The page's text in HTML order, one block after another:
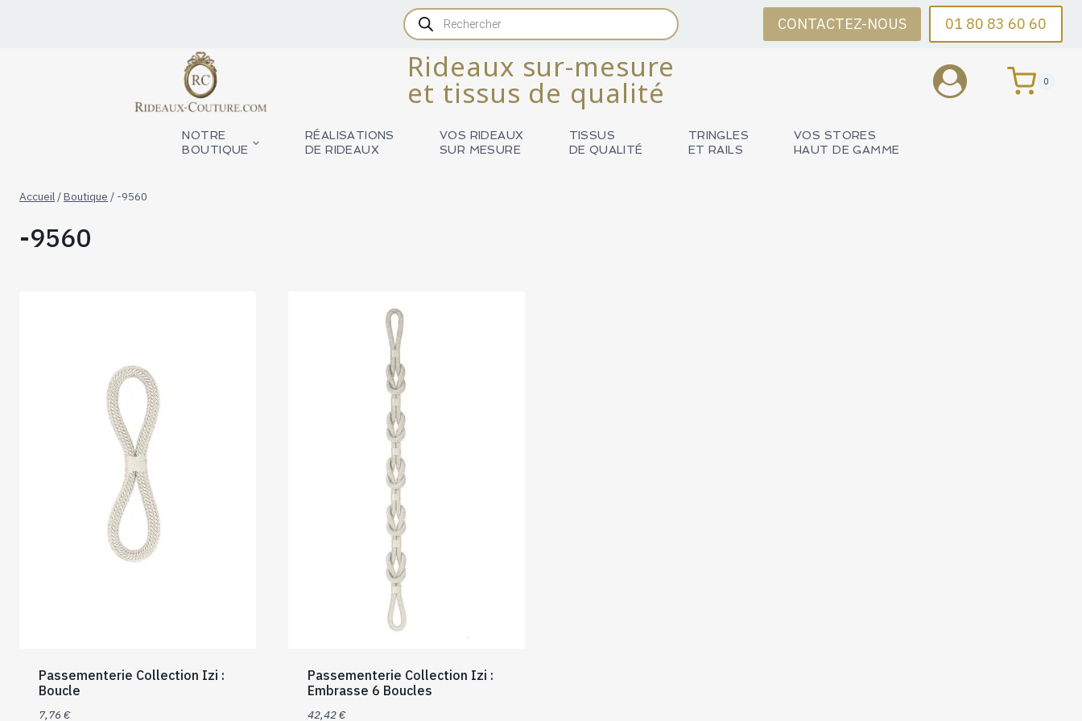
Recherche
de
produits
CONTACTEZ-NOUS 01 80 83 60 60
Rideaux sur-mesure
et tissus de qualité
0
NOTRE
BOUTIQUE
RÉALISATIONS
DE RIDEAUX
VOS RIDEAUX
SUR MESURE
TISSUS
DE QUALITÉ
TRINGLES
ET RAILS
VOS STORES
HAUT DE GAMME
Accueil /Boutique / -9560
-9560
Passementerie Collection Izi :
Boucle
7,76 €
Passementerie Collection Izi :
Embrasse 6 Boucles
42,42€